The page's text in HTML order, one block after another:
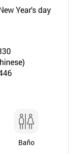
Year's day
Baño